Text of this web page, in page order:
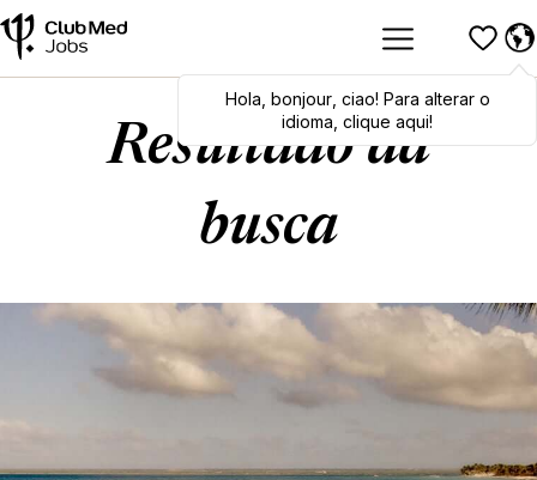
Hola,bonjour,ciao! To switch
languages, click here!
Hola bonjour, ciao! Para alterar o
idioma, clique aqui!
Resultado da
busca